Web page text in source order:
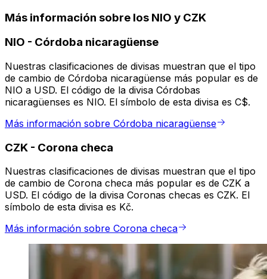
Más información sobre los NIO y CZK
NIO - Córdoba nicaragüense
Nuestras clasificaciones de divisas muestran que el tipo
de cambio de Córdoba nicaragüense más popular es de
NIO a USD. El código de la divisa Córdobas
nicaragüenses es NIO. El símbolo de esta divisa es C$.
Más información sobre Córdoba nicaragüense
CZK - Corona checa
Nuestras clasificaciones de divisas muestran que el tipo
de cambio de Corona checa más popular es de CZK a
USD. El código de la divisa Coronas checas es CZK. El
símbolo de esta divisa es Kč.
Más información sobre Corona checa